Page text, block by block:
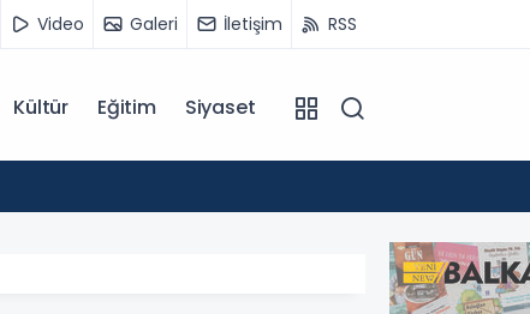
Video Galeri İletişim RSS
Kültür Eğitim Siyaset